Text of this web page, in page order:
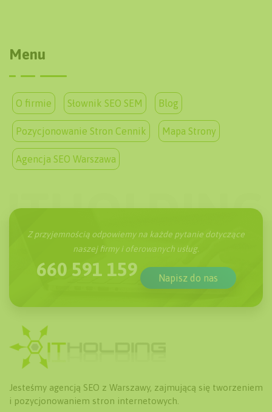
Menu
O firmie Słownik SEO SEM Blog
Pozycjonowanie Stron Cennik Mapa Strony
Agencja SEO Warszawa
Z przyjemnością odpowiemy na każde pytanie dotyczące
naszej firmy i oferowanych usług.
660 591 159 Napisz do nas
Jesteśmy agencją SEO z Warszawy, zajmującą się tworzeniem
i pozycjonowaniem stron internetowych.